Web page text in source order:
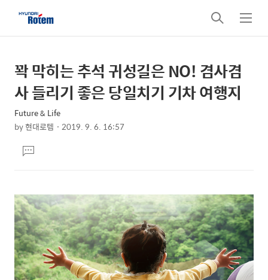
검
색
메
뉴
상
세
텐
본
제
목
꽉 막히는 추석 귀성길은 NO! 겸사겸
사 들리기 좋은 당일치기 기차 여행지
Future & Life
by현대로템 2019. 9. 6. 16:57
문댓
글